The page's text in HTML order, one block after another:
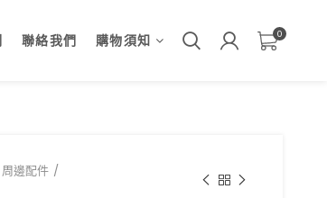
聯絡我們 購物須知 0
周邊配件